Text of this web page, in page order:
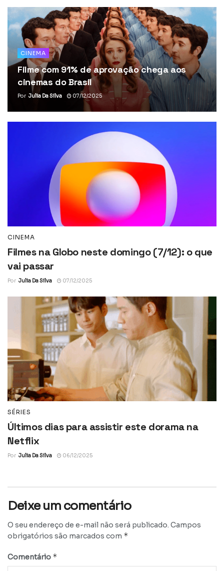
CINEMA
Filme com 91% de aprovação chega aos
cinemas do Brasil
Por Julia Da Silva 07/12/2025
CINEMA
Filmes na Globo neste domingo (7/12): o que
vai passar
Por Julia Da Silva 07/12/2025
SÉRIES
Últimos dias para assistir este dorama na
Netflix
Por Julia Da Silva 06/12/2025
Deixe um comentário
O seu endereço de e-mail não será publicado. Campos
obrigatórios são marcados com *
Comentário *